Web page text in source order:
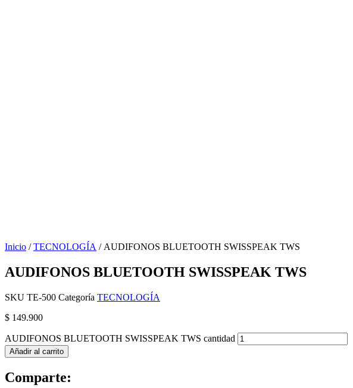
Inicio /TECNOLOGÍA / AUDIFONOS BLUETOOTH SWISSPEAK TWS
AUDIFONOS BLUETOOTH SWISSPEAK TWS
SKU TE-500 Categoría TECNOLOGÍA
$ 149.900
AUDIFONOS BLUETOOTH SWISSPEAK TWS cantidad
Añadir al carrito
Comparte: